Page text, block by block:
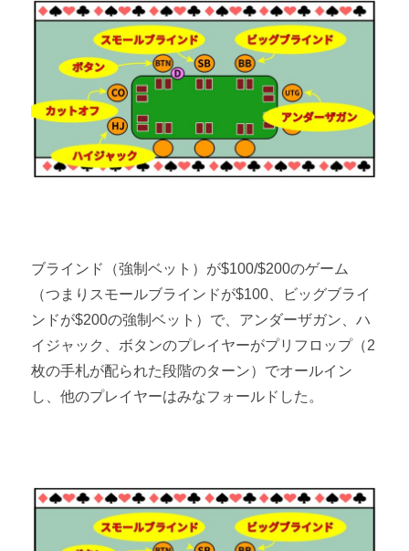
ブラインド（強制ベット）が$100/$200のゲーム
（つまりスモールブラインドが$100、ビッグブライ
ンドが$200の強制ベット）で、アンダーザガン、ハ
イジャック、ボタンのプレイヤーがプリフロップ（2
枚の手札が配られた段階のターン）でオールイン
し、他のプレイヤーはみなフォールドした。